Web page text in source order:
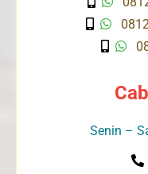
Senin –